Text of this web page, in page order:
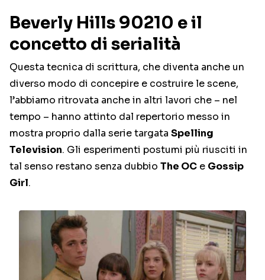
Beverly Hills 90210 e il
concetto di serialità
Questa tecnica di scrittura, che diventa anche un
diverso modo di concepire e costruire le scene,
l’abbiamo ritrovata anche in altri lavori che – nel
tempo – hanno attinto dal repertorio messo in
mostra proprio dalla serie targata Spelling
Television. Gli esperimenti postumi più riusciti in
tal senso restano senza dubbio The OC e Gossip
Girl.